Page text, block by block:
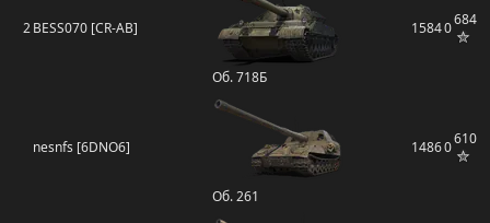
2BESS070 [CR-AB]
Об. 718Б
15840684
nesnfs [6DNO6]
Об. 261
14860610